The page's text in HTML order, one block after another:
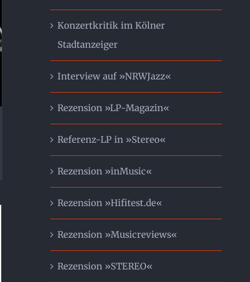
Konzertkritik im Kölner
Stadtanzeiger
Interview auf »NRWJazz«
Rezension »LP-Magazin«
Referenz-LP in »Stereo«
Rezension »inMusic«
Rezension »Hifitest.de«
Rezension »Musicreviews«
Rezension »STEREO«